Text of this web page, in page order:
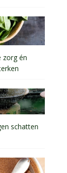
zorg én
schatten